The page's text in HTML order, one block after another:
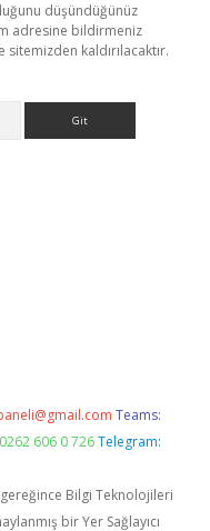
düşündüğünüz
adresine bildirmeniz
kaldırılacaktır.
Teams:
606 0 726 Telegram:
gereğince Bilgi Teknolojileri
bir Yer Sağlayıcı